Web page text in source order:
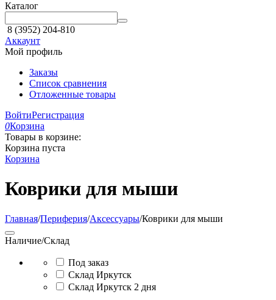
Каталог
8 (3952) 204-810
Аккаунт
Мой профиль
Заказы
Список сравнения
Отложенные товары
ВойтиРегистрация
0Корзина
Товары в корзине:
Корзина пуста
Корзина
Коврики для мыши
Главная/Периферия/Аксессуары/Коврики для мыши
Наличие/Склад
Под заказ
Склад Иркутск
Склад Иркутск 2 дня